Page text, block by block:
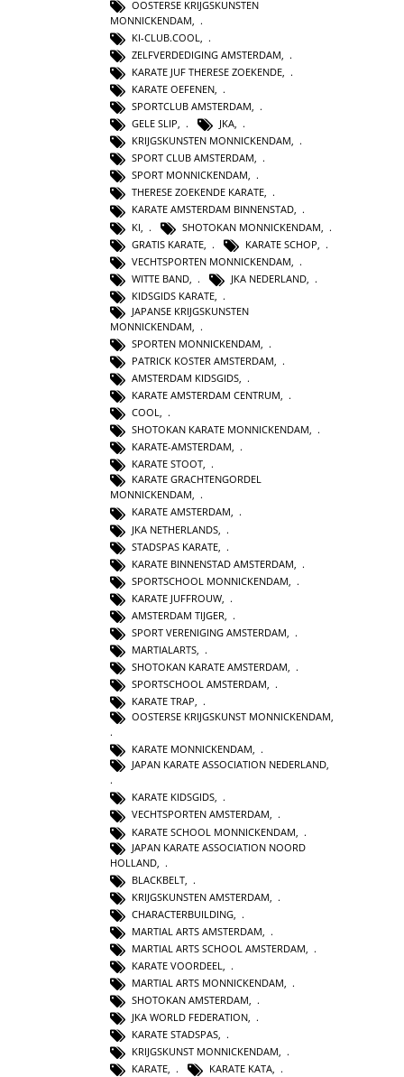
OOSTERSE KRIJGSKUNSTEN
MONNICKENDAM
KI-CLUB.COOL
ZELFVERDEDIGING AMSTERDAM
KARATE JUF THERESE ZOEKENDE
KARATE OEFENEN,
SPORTCLUB AMSTERDAM,
GELE SLIP, JKA,
KRIJGSKUNSTEN MONNICKENDAM,
SPORT CLUB AMSTERDAM,
SPORT MONNICKENDAM,
THERESE ZOEKENDE KARATE,
KARATE AMSTERDAM BINNENSTAD,
KI
SHOTOKAN MONNICKENDAM
GRATIS KARATE
KARATE SCHOP
VECHTSPORTEN MONNICKENDAM
WITTE BAND
JKA NEDERLAND,
KIDSGIDS KARATE
JAPANSE KRIJGSKUNSTEN
MONNICKENDAM
SPORTEN MONNICKENDAM
PATRICK KOSTER AMSTERDAM
AMSTERDAM KIDSGIDS,
KARATE AMSTERDAM CENTRUM,
COOL,
SHOTOKAN KARATE MONNICKENDAM,
KARATE-AMSTERDAM,
KARATE STOOT,
KARATE GRACHTENGORDEL
MONNICKENDAM,
KARATE AMSTERDAM,
JKA NETHERLANDS
STADSPAS KARATE
KARATE BINNENSTAD AMSTERDAM
SPORTSCHOOL MONNICKENDAM
KARATE JUFFROUW
AMSTERDAM TIJGER
SPORT VERENIGING AMSTERDAM
MARTIALARTS
SHOTOKAN KARATE AMSTERDAM,
SPORTSCHOOL AMSTERDAM,
KARATE TRAP,
OOSTERSE KRIJGSKUNST MONNICKENDAM,
KARATE MONNICKENDAM,
JAPAN KARATE ASSOCIATION NEDERLAND,
KARATE KIDSGIDS,
VECHTSPORTEN AMSTERDAM,
KARATE SCHOOL MONNICKENDAM
JAPAN KARATE ASSOCIATION NOORD
HOLLAND
BLACKBELT
KRIJGSKUNSTEN AMSTERDAM
CHARACTERBUILDING
MARTIAL ARTS AMSTERDAM
MARTIAL ARTS SCHOOL AMSTERDAM
KARATE VOORDEEL
MARTIAL ARTS MONNICKENDAM,
SHOTOKAN AMSTERDAM,
JKA WORLD FEDERATION,
KARATE STADSPAS,
KRIJGSKUNST MONNICKENDAM,
KARATE, KARATE KATA,